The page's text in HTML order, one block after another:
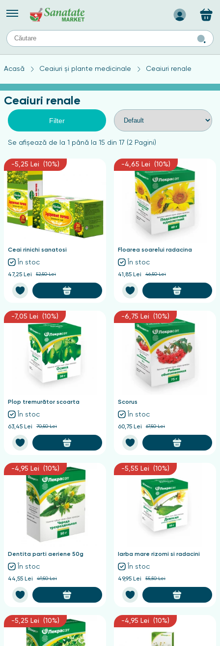
Назад
TIPURI DE TEN
Produse pentru ten mixt
Ten problematic
Produse pentru ten gras
Produse pentru ten sensibil
articulațiilor
Acasă Ceaiuri și plante medicinale Ceaiuri renale
Ceaiuri renale
Filter
Se afişează de la 1 până la 15 din 17 (2 Pagini)
-5,25 Lei (10%)
Ceai rinichi sanatosi
În stoc
47,25 Lei 52,50 Lei
-4,65 Lei (10%)
Floarea soarelui radacina
În stoc
41,85 Lei 46,50 Lei
-7,05 Lei (10%)
Plop tremurător scoarta
În stoc
63,45 Lei 70,50 Lei
-6,75 Lei (10%)
Scorus
În stoc
60,75 Lei 67,50 Lei
-4,95 Lei (10%)
Dentita parti aeriene 50g
În stoc
44,55 Lei 49,50 Lei
-5,55 Lei (10%)
Iarba mare rizomi si radacini
În stoc
49,95 Lei 55,50 Lei
-5,25 Lei (10%) -4,95 Lei (10%)